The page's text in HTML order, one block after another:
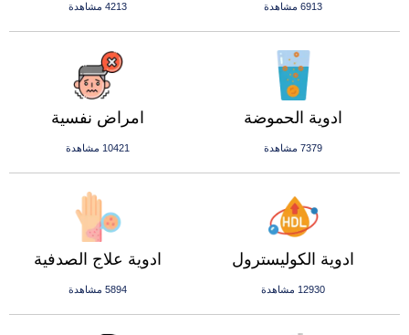
4213 مشاهدة 6913 مشاهدة
امراض نفسية
10421 مشاهدة
ادوية الحموضة
7379 مشاهدة
ادوية علاج الصدفية
5894 مشاهدة
ادوية الكوليسترول
12930 مشاهدة